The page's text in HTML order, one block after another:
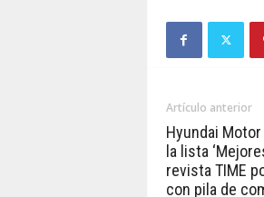
Artículo anterior
Hyundai
la lista
revista TIME
con pila de